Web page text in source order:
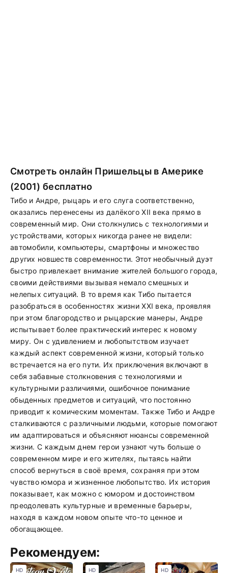
Смотреть онлайн Пришельцы в Америке
(2001) бесплатно
Тибо и Андре, рыцарь и его слуга соответственно,
оказались перенесены из далёкого XII века прямо в
современный мир. Они столкнулись с технологиями и
устройствами, которых никогда ранее не видели:
автомобили, компьютеры, смартфоны и множество
других новшеств современности. Этот необычный дуэт
быстро привлекает внимание жителей большого города,
своими действиями вызывая немало смешных и
нелепых ситуаций. В то время как Тибо пытается
разобраться в особенностях жизни XXI века, проявляя
при этом благородство и рыцарские манеры, Андре
испытывает более практический интерес к новому
миру. Он с удивлением и любопытством изучает
каждый аспект современной жизни, который только
встречается на его пути. Их приключения включают в
себя забавные столкновения с технологиями и
культурными различиями, ошибочное понимание
обыденных предметов и ситуаций, что постоянно
приводит к комическим моментам. Также Тибо и Андре
сталкиваются с различными людьми, которые помогают
им адаптироваться и объясняют нюансы современной
жизни. С каждым днем герои узнают чуть больше о
современном мире и его жителях, пытаясь найти
способ вернуться в своё время, сохраняя при этом
чувство юмора и жизненное любопытство. Их история
показывает, как можно с юмором и достоинством
преодолевать культурные и временные барьеры,
находя в каждом новом опыте что-то ценное и
обогащающее.
Рекомендуем:
HD HD HD